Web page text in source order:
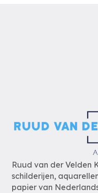
Ruud van der Velden
schilderijen,
papier van